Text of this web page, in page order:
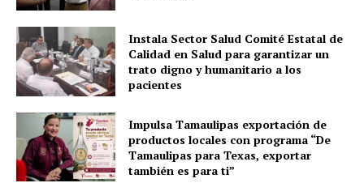
Instala Sector Salud Comité Estatal de
Calidad en Salud para garantizar un
trato digno y humanitario a los
pacientes
Impulsa Tamaulipas exportación de
productos locales con programa “De
Tamaulipas para Texas, exportar
también es para ti”